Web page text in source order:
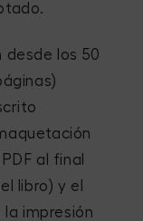
desde los 50
al final
libro) y el
impresión